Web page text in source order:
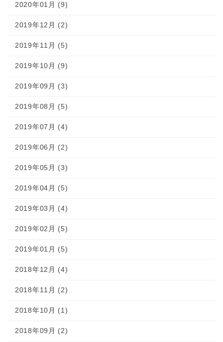
2020年01月 (9)
2019年12月 (2)
2019年11月 (5)
2019年10月 (9)
2019年09月 (3)
2019年08月 (5)
2019年07月 (4)
2019年06月 (2)
2019年05月 (3)
2019年04月 (5)
2019年03月 (4)
2019年02月 (5)
2019年01月 (5)
2018年12月 (4)
2018年11月 (2)
2018年10月 (1)
2018年09月 (2)